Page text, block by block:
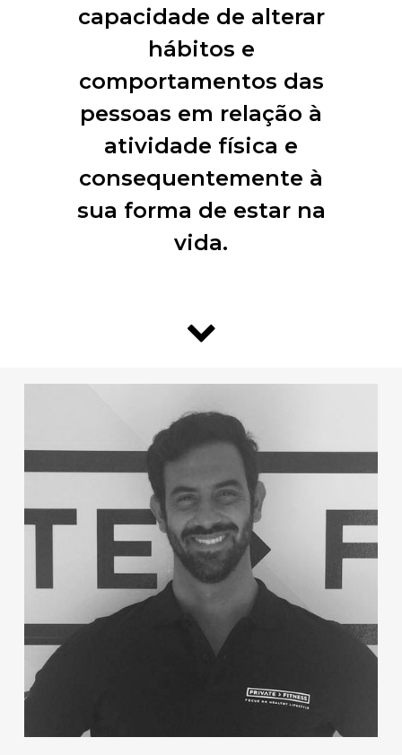
capacidade de alterar
hábitos e
comportamentos das
pessoas em relação à
atividade física e
consequentemente à
sua forma de estar na
vida.